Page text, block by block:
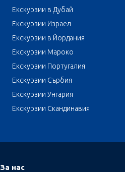
Екскурзии в Дубай
Екскурзии Израел
Екскурзии в Йордания
Екскурзии Мароко
Екскурзии Португалия
Екскурзии Сърбия
Екскурзии Унгария
Екскурзии Скандинавия
За нас